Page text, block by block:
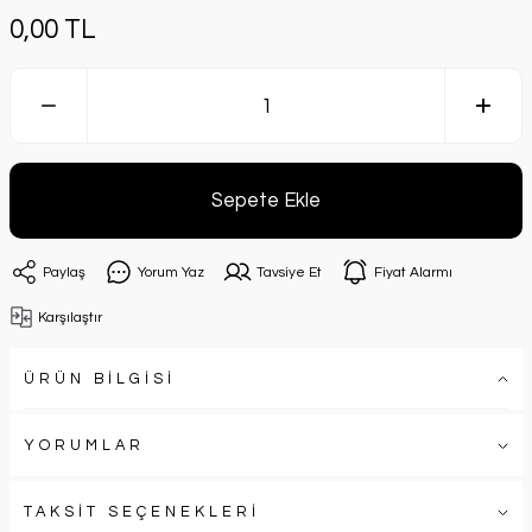
0,00 TL
Sepete Ekle
Paylaş Yorum Yaz Tavsiye Et Fiyat Alarmı
Karşılaştır
ÜRÜN BİLGİSİ
YORUMLAR
TAKSİT SEÇENEKLERİ